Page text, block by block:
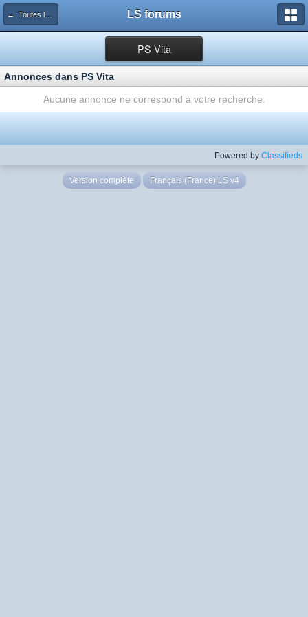
← Toutes les annonces LS forums
PS Vita
Annonces dans PS Vita
Aucune annonce ne correspond à votre recherche.
Powered by Classifieds
Version complète Français (France) LS v4